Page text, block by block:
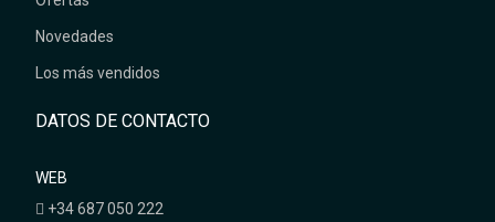
Novedades
Los más vendidos
DATOS DE CONTACTO
WEB
+34 687 050 222